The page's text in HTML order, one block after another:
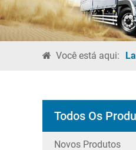
Você está aqui:
Todos Os
Novos Produtos